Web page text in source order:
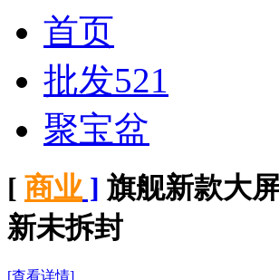
首页
批发521
聚宝盆
[ 商业 ] 旗舰新款大
新未拆封
[查看详情]